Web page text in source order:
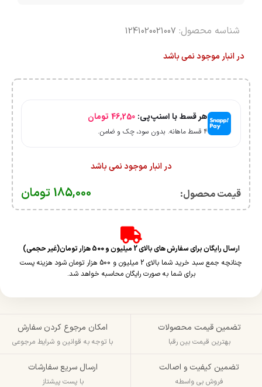
شناسه محصول: 1241020021007
در انبار موجود نمی باشد
هر قسط با اسنپ‌پی: 46,250 تومان
۴ قسط ماهانه. بدون سود، چک و ضامن.
در انبار موجود نمی باشد
قیمت محصول:​ 185,000 تومان
ارسال رایگان برای سفارش های بالای 2 میلیون و 500 هزار تومان(غیر حجمی)
چنانچه جمع سبد خرید شما بالای 2 میلیون و 500 هزار تومان شود هزینه پست
برای شما به صورت رایگان محاسبه خواهد شد.
تضمین قیمت محصولات
بهترین قیمت بین رقبا
امکان مرجوع کردن سفارش
با توجه به قوانین و شرایط مرجوعی
تضمین کیفیت و اصالت
فروش بی واسطه
ارسال سریع سفارشات
با پست پیشتاز